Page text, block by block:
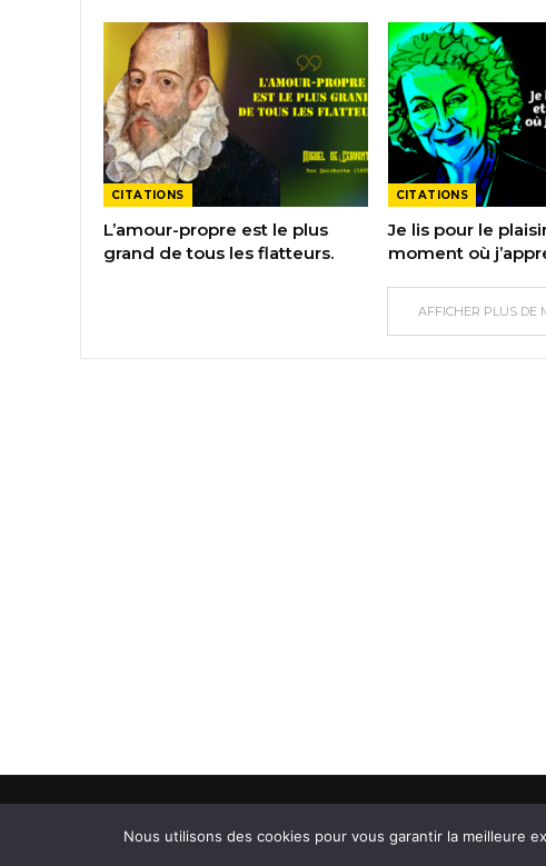
CITATIONS
L’amour-propre est le plus
grand de tous les flatteurs.
CITATIONS
Je lis pour le
moment où
AFFICHER PLUS DE
Nous utilisons des cookies pour vous garantir la meilleure